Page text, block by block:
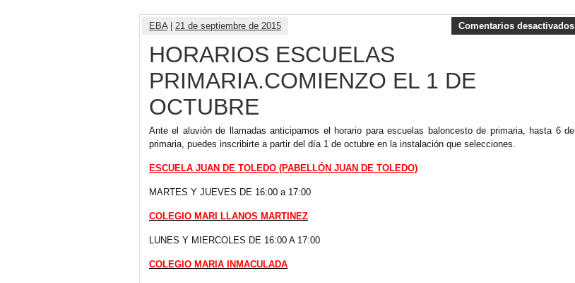
EBA| 21 de septiembre de 2015 Comentarios desactivados
HORARIOS ESCUELAS
PRIMARIA.COMIENZO EL 1 DE
OCTUBRE
Ante el aluvión de llamadas anticipamos el horario para escuelas baloncesto de primaria, hasta 6 de
primaria, puedes inscribirte a partir del día 1 de octubre en la instalación que selecciones.
ESCUELA JUAN DE TOLEDO (PABELLÓN JUAN DE TOLEDO)
MARTES Y JUEVES DE 16:00 a 17:00
COLEGIO MARI LLANOS MARTINEZ
LUNES Y MIERCOLES DE 16:00 A 17:00
COLEGIO MARIA INMACULADA